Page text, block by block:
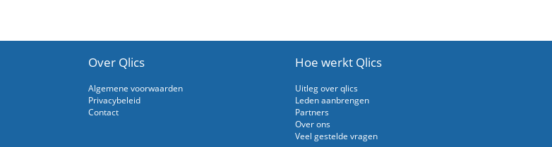
Over Qlics
Algemene voorwaarden
Privacybeleid
Contact
Hoe werkt Qlics
Uitleg over qlics
Leden aanbrengen
Partners
Over ons
Veel gestelde vragen